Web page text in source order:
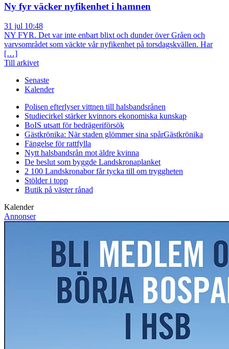
Ny fyr väcker nyfikenhet i hamnen
31 jul 10:48
NY FYR. Det var inte enbart blixt och dunder över Gråen och
varvsområdet som väckte vår nyfikenhet på torsdagskvällen. Har
[…]
Till arkivet
Senaste
Kalender
Polisen efterlyser vittnen till halsbandsrånen
Studiecirkel stärker kvinnors ekonomiska kunskap
BoIS utsatt för bedrägeriförsök
Gästkrönika: När staden glömmer sina spårGästkrönika
Fängelse för rattfylla
Nytt halsbandsrån mot äldre kvinna
De beslut som byggde Landskronaplanket
2 100 Landskronabor får tycka till om tryggheten
Stölder i topp
Butik på väster rånad
Kalender
Annonser